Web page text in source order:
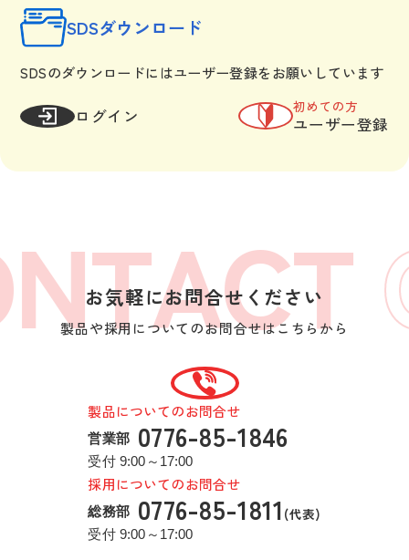
SDSダウンロード
SDSのダウンロードにはユーザー登録をお願いしています
ログイン 初めての方
ユーザー登録
お気軽にお問合せください
製品や採用についてのお問合せはこちらから
製品についてのお問合せ
営業部 0776-85-1846
受付 9:00～17:00
採用についてのお問合せ
総務部 0776-85-1811
受付 9:00～17:00